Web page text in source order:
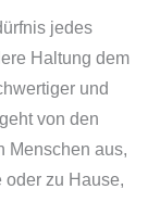
jedes
Haltung dem
und
von den
Menschen aus,
oder zu Hause,